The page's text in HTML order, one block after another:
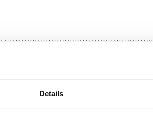
Details
PREPARAZIONE